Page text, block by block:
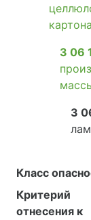
картона
3 06
3
Класс
Критерий
отнесения к